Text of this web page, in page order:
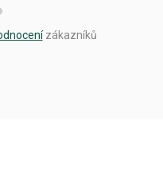
zákazníků